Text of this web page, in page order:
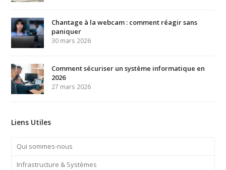
Chantage à la webcam : comment réagir sans
paniquer
30 mars 2026
Comment sécuriser un système informatique en
2026
27 mars 2026
Liens Utiles
Qui sommes-nous
Infrastructure & Systèmes